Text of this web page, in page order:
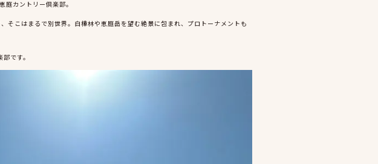
庭カントリー倶楽部。
そこはまるで別世界。白樺林や恵庭岳を望む絶景に包まれ、プロトーナメントも
です。